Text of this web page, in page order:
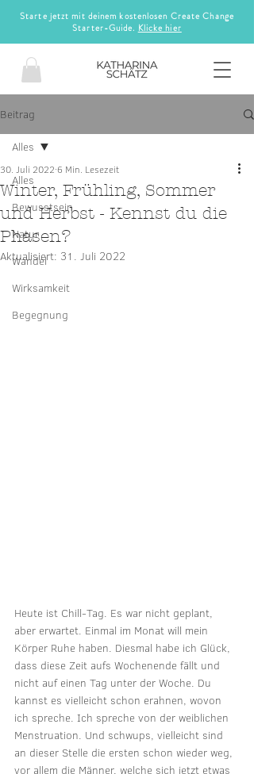
Starte jetzt mit deinem kostenlosen Create Change
Starter-Guide. Klicke hier
Beitrag
Alles
Bewusstsein
Natur
Wandel
Wirksamkeit
Begegnung
Alles
Winter, Frühling, Sommer
und Herbst - Kennst du die
Phasen?
30. Juli 2022 6 Min. Lesezeit
Aktualisiert: 31. Juli 2022
Heute ist Chill-Tag. Es war nicht geplant,
aber erwartet. Einmal im Monat will mein
Körper Ruhe haben. Diesmal habe ich Glück,
dass diese Zeit aufs Wochenende fällt und
nicht auf einen Tag unter der Woche. Du
kannst es vielleicht schon erahnen, wovon
ich spreche. Ich spreche von der weiblichen
Menstruation. Und schwups, vielleicht sind
an dieser Stelle die ersten schon wieder weg,
vor allem die Männer, welche sich jetzt etwas